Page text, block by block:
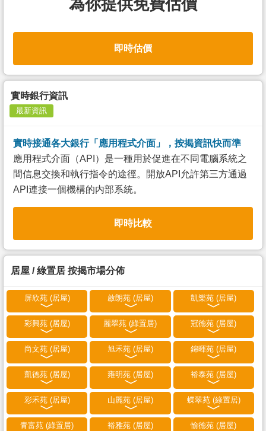
為你提供免費估價
即時估價
實時銀行資訊
最新資訊
實時接通各大銀行「應用程式介面」，按揭資訊快而準
應用程式介面（API）是一種用於促進在不同電腦系統之
間信息交換和執行指令的途徑。開放API允許第三方通過
API連接一個機構的内部系統。
即時比較
居屋 / 綠置居 按揭市場分佈
屏欣苑 (居屋) 啟朗苑 (居屋) 凱樂苑 (居屋)
彩興苑 (居屋) 麗翠苑 (綠置居) 冠德苑 (居屋)
尚文苑 (居屋) 旭禾苑 (居屋) 錦暉苑 (居屋)
凱德苑 (居屋) 雍明苑 (居屋) 裕泰苑 (居屋)
彩禾苑 (居屋) 山麗苑 (居屋) 蝶翠苑 (綠置居)
青富苑 (綠置居) 裕雅苑 (居屋) 愉德苑 (居屋)